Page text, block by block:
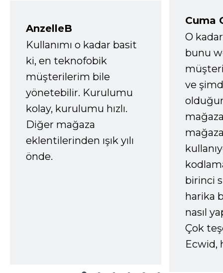
AnzelleB
Kullanımı o kadar basit
ki, en teknofobik
müşterilerim bile
yönetebilir. Kurulumu
kolay, kurulumu hızlı.
Diğer mağaza
eklentilerinden ışık yılı
önde.
Cuma
O
bunu
ve
birinci
harika
nasıl
Çok
Ecwid,